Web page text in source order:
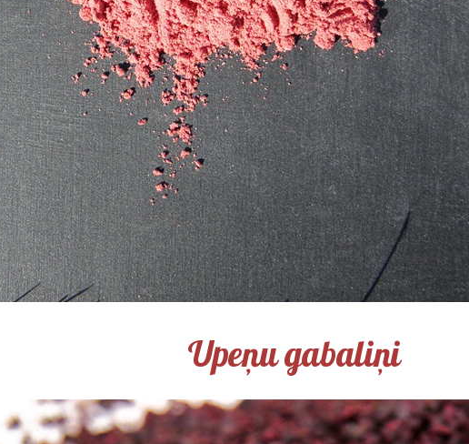
Upeņu gabaliņi